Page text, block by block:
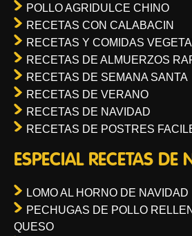
POLLO AGRIDULCE CHINO
RECETAS CON CALABACIN
RECETAS Y COMIDAS
RECETAS DE ALMUERZOS
RECETAS DE SEMANA SANTA
RECETAS DE VERANO
RECETAS DE NAVIDAD
RECETAS DE POSTRES
ESPECIAL RECETAS DE
LOMO AL HORNO DE NAVIDAD
PECHUGAS DE POLLO
QUESO